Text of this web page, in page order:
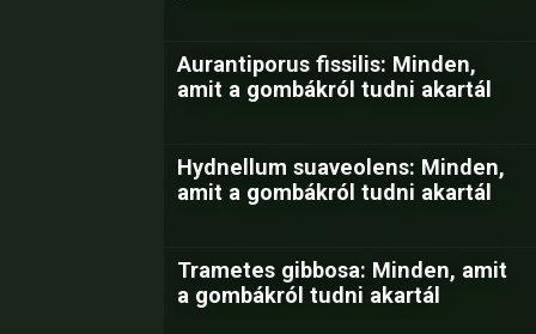
Aurantiporus fissilis: Minden,
amit a gombákról tudni akartál
Hydnellum suaveolens: Minden,
amit a gombákról tudni akartál
Trametes gibbosa: Minden, amit
a gombákról tudni akartál